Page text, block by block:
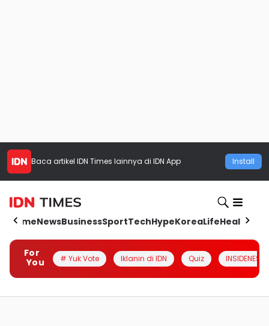
Baca artikel IDN Times lainnya di IDN App Install
HomeNewsBusinessSportTechHypeKoreaLifeHealth
For
You
# Yuk Vote Iklanin di IDN Quiz INSIDENESIA